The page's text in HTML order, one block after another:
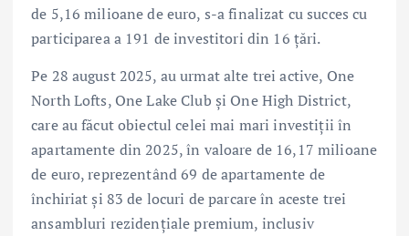
de 5,16 milioane de euro, s-a finalizat cu succes cu
participarea a 191 de investitori din 16 țări.
Pe 28 august 2025, au urmat alte trei active, One
North Lofts, One Lake Club și One High District,
care au făcut obiectul celei mai mari investiții în
apartamente din 2025, în valoare de 16,17 milioane
de euro, reprezentând 69 de apartamente de
închiriat și 83 de locuri de parcare în aceste trei
ansambluri rezidențiale premium, inclusiv